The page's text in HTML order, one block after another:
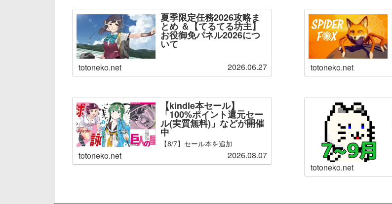
夏季限定任務2026攻略ま
とめ ＆【てるてる坊主】
お役御免パネル2026につ
いて
totoneko.net 2026.06.27
【kindle本セール】
「100%ポイント還元セー
ル(実質無料)」などが開催
中
【8/7】セール本を追加
totoneko.net 2026.08.07
totoneko.net
totoneko.net